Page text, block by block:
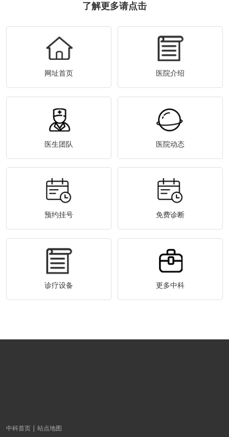
了解更多请点击
网址首页 医院介绍
医生团队 医院动态
预约挂号 免费诊断
诊疗设备 更多中科
中科首页 站点地图